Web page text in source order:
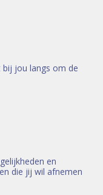
bij jou langs om de
en
die jij wil afnemen